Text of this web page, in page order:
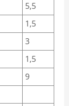
5,5
1,5
3
1,5
9